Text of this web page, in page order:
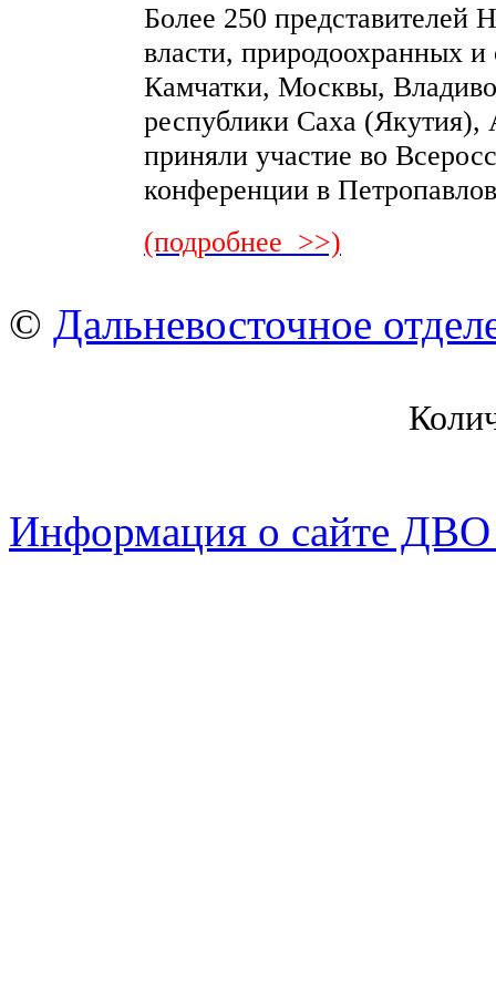
Более 250 представителей
власти, природоохранных
Камчатки, Москвы,
республики Саха (Якутия),
приняли участие во
конференции в
(подробнее >>)
© Дальневосточное
Информация о сайте